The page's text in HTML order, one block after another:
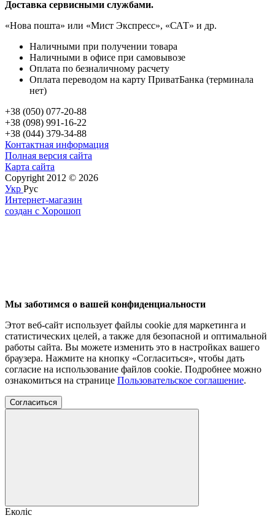
Доставка сервисными службами.
«Нова пошта» или «Мист Экспресс», «САТ» и др.
Наличными при получении товара
Наличными в офисе при самовывозе
Оплата по безналичному расчету
Оплата переводом на карту ПриватБанка (терминала
нет)
+38 (050) 077-20-88
+38 (098) 991-16-22
+38 (044) 379-34-88
Контактная информация
Полная версия сайта
Карта сайта
Copyright 2012 © 2026
Укр Рус
Интернет-магазин
создан с Хорошоп
Мы заботимся о вашей конфиденциальности
Этот веб-сайт использует файлы cookie для маркетинга и
статистических целей, а также для безопасной и оптимальной
работы сайта. Вы можете изменить это в настройках вашего
браузера. Нажмите на кнопку «Согласиться», чтобы дать
согласие на использование файлов cookie. Подробнее можно
ознакомиться на странице Пользовательское соглашение.
Согласиться
Еколіс